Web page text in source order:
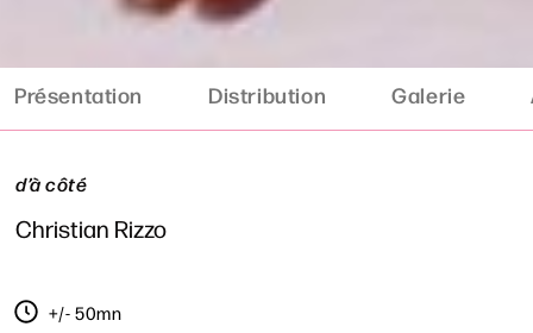
Présentation Distribution Galerie
d’à côté
Christian Rizzo
+/- 50mn